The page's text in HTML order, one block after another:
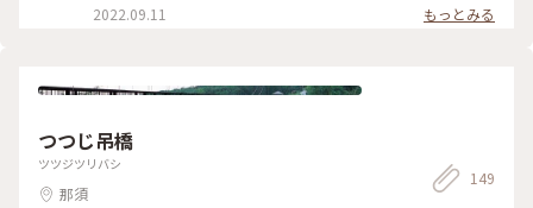
2022.09.11
もっとみる
つつじ吊橋
ツツジツリバシ
那須
149